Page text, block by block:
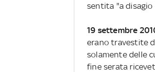
sentita "a disagio
19 settembre
erano travestite
solamente delle
fine serata